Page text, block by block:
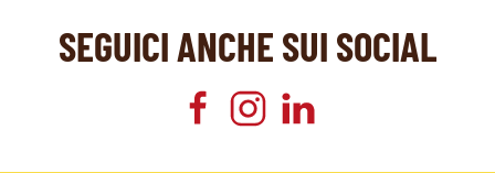
SEGUICI ANCHE SUI SOCIAL